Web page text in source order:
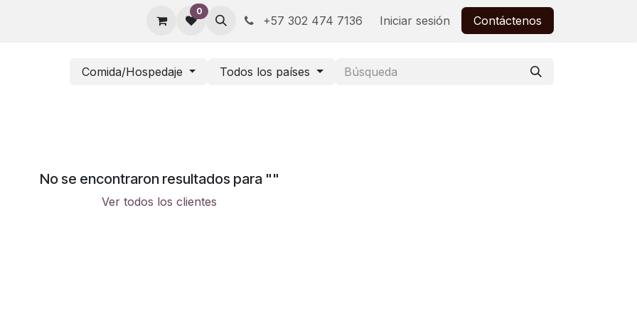
0
+57 302 474 7136 Iniciar sesión Contáctenos
Comida/Hospedaje Todos los países
No se encontraron resultados para ""
Ver todos los clientes